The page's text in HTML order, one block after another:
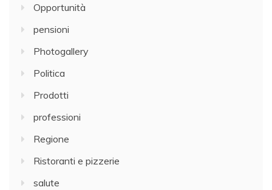
Opportunità
pensioni
Photogallery
Politica
Prodotti
professioni
Regione
Ristoranti e pizzerie
salute